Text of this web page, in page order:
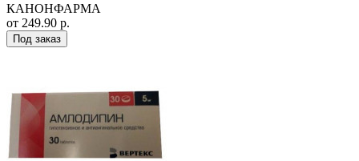
КАНОНФАРМА
от 249.90 р.
Под заказ